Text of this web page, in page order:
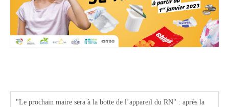
"Le prochain maire sera à la botte de l’appareil du RN" : après la